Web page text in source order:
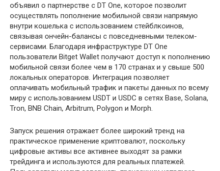
объявил о партнерстве с DT One, которое позволит
осуществлять пополнение мобильной связи напрямую
внутри кошелька с использованием стейблкоинов,
связывая ончейн-балансы с повседневными телеком-
сервисами. Благодаря инфраструктуре DT One
пользователи Bitget Wallet получают доступ к пополнению
мобильной связи более чем в 170 странах и у свыше 500
локальных операторов. Интеграция позволяет
оплачивать мобильный трафик и пакеты данных по всему
миру с использованием USDT и USDC в сетях Base, Solana,
Tron, BNB Chain, Arbitrum, Polygon и Morph.
Запуск решения отражает более широкий тренд на
практическое применение криптовалют, поскольку
цифровые активы все активнее выходят за рамки
трейдинга и используются для реальных платежей.